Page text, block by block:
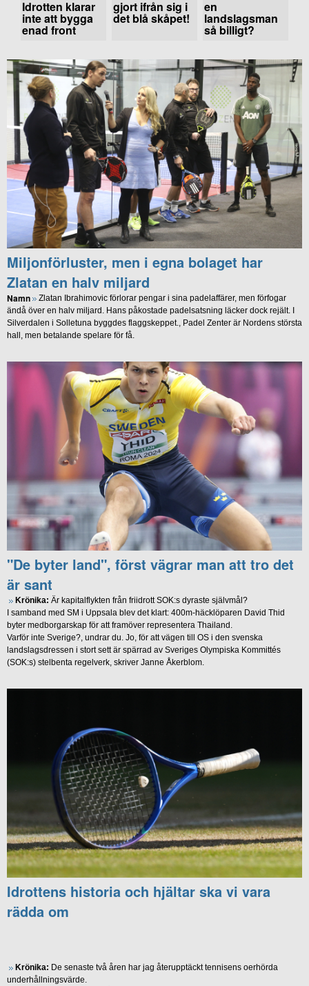
Idrotten klarar
inte att bygga
enad front
gjort ifrån sig i
det blå skåpet!
en
landslagsman
så billigt?
Miljonförluster, men i egna bolaget har
Zlatan en halv miljard
Namn
Zlatan Ibrahimovic förlorar pengar i sina padelaffärer, men förfogar
ändå över en halv miljard. Hans påkostade padelsatsning läcker dock rejält. I
Silverdalen i Solletuna byggdes flaggskeppet., Padel Zenter är Nordens största
hall, men betalande spelare för få.
"De byter land", först vägrar man att tro det
är sant
Krönika: Är kapitalflykten från friidrott SOK:s dyraste självmål?
I samband med SM i Uppsala blev det klart: 400m-häcklöparen David Thid
byter medborgarskap för att framöver representera Thailand.
Varför inte Sverige?, undrar du. Jo, för att vägen till OS i den svenska
landslagsdressen i stort sett är spärrad av Sveriges Olympiska Kommittés
(SOK:s) stelbenta regelverk, skriver Janne Åkerblom.
Idrottens historia och hjältar ska vi vara
rädda om
Krönika: De senaste två åren har jag återupptäckt tennisens oerhörda
underhållningsvärde.